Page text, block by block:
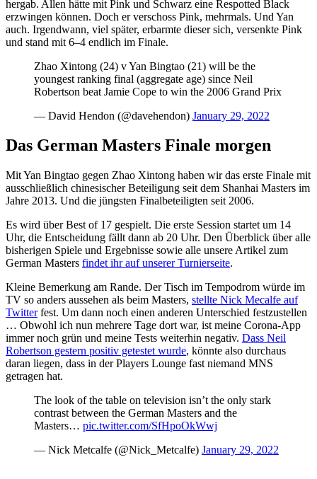
hergab. Allen hätte mit Pink und Schwarz eine Respotted Black
erzwingen können. Doch er verschoss Pink, mehrmals. Und Yan
auch. Irgendwann, viel später, erbarmte dieser sich, versenkte Pink
und stand mit 6–4 endlich im Finale.
Zhao Xintong (24) v Yan Bingtao (21) will be the
youngest ranking final (aggregate age) since Neil
Robertson beat Jamie Cope to win the 2006 Grand Prix
— David Hendon (@davehendon) January 29, 2022
Das German Masters Finale morgen
Mit Yan Bingtao gegen Zhao Xintong haben wir das erste Finale mit
ausschließlich chinesischer Beteiligung seit dem Shanhai Masters im
Jahre 2013. Und die jüngsten Finalbeteiligten seit 2006.
Es wird über Best of 17 gespielt. Die erste Session startet um 14
Uhr, die Entscheidung fällt dann ab 20 Uhr. Den Überblick über alle
bisherigen Spiele und Ergebnisse sowie alle unsere Artikel zum
German Masters findet ihr auf unserer Turnierseite.
Kleine Bemerkung am Rande. Der Tisch im Tempodrom würde im
TV so anders aussehen als beim Masters, stellte Nick Mecalfe auf
Twitterfest. Um dann noch einen anderen Unterschied festzustellen
… Obwohl ich nun mehrere Tage dort war, ist meine Corona-App
immer noch grün und meine Tests weiterhin negativ. Dass Neil
Robertson gestern positiv getestet wurde, könnte also durchaus
daran liegen, dass in der Players Lounge fast niemand MNS
getragen hat.
The look of the table on television isn’t the only stark
contrast between the German Masters and the
Masters… pic.twitter.com/SfHpoOkWwj
— Nick Metcalfe (@Nick_Metcalfe) January 29, 2022